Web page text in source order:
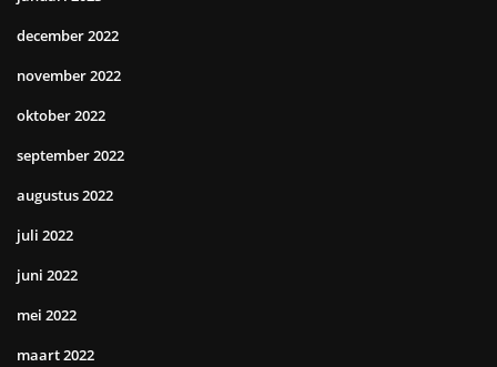
december 2022
november 2022
oktober 2022
september 2022
augustus 2022
juli 2022
juni 2022
mei 2022
maart 2022